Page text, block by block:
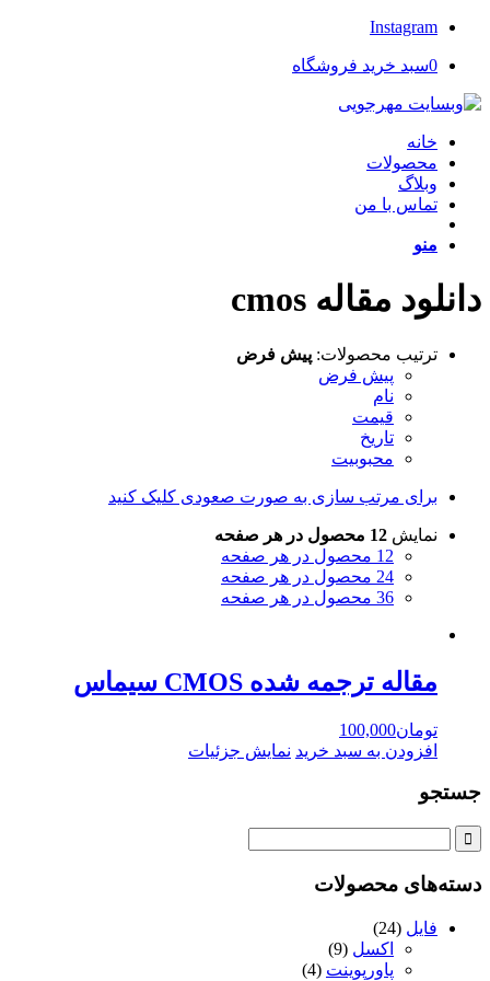
Instagram
0سبد خرید فروشگاه
خانه
محصولات
وبلاگ
تماس با من
منو
دانلود مقاله cmos
ترتیب محصولات: پیش فرض
پیش فرض
نام
قیمت
تاریخ
محبوبیت
برای مرتب سازی به صورت صعودی کلیک کنید
نمایش 12 محصول در هر صفحه
12 محصول در هر صفحه
24 محصول در هر صفحه
36 محصول در هر صفحه
مقاله ترجمه شده CMOS سيماس
تومان100,000
افزودن به سبد خرید نمایش جزئیات
جستجو
دسته‌های محصولات
فایل (24)
اکسل (9)
پاورپوینت (4)